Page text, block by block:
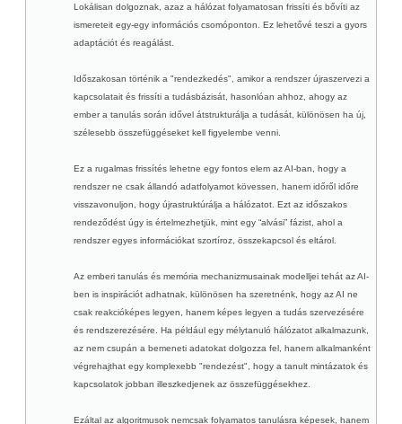
Lokálisan dolgoznak, azaz a hálózat folyamatosan frissíti és bővíti az
ismereteit egy-egy információs csomóponton. Ez lehetővé teszi a gyors
adaptációt és reagálást.
Időszakosan történik a "rendezkedés", amikor a rendszer újraszervezi a
kapcsolatait és frissíti a tudásbázisát, hasonlóan ahhoz, ahogy az
ember a tanulás során idővel átstrukturálja a tudását, különösen ha új,
szélesebb összefüggéseket kell figyelembe venni.
Ez a rugalmas frissítés lehetne egy fontos elem az AI-ban, hogy a
rendszer ne csak állandó adatfolyamot kövessen, hanem időről időre
visszavonuljon, hogy újrastruktúrálja a hálózatot. Ezt az időszakos
rendeződést úgy is értelmezhetjük, mint egy “alvási” fázist, ahol a
rendszer egyes információkat szortíroz, összekapcsol és eltárol.
Az emberi tanulás és memória mechanizmusainak modelljei tehát az AI-
ben is inspirációt adhatnak, különösen ha szeretnénk, hogy az AI ne
csak reakcióképes legyen, hanem képes legyen a tudás szervezésére
és rendszerezésére. Ha például egy mélytanuló hálózatot alkalmazunk,
az nem csupán a bemeneti adatokat dolgozza fel, hanem alkalmanként
végrehajthat egy komplexebb "rendezést", hogy a tanult mintázatok és
kapcsolatok jobban illeszkedjenek az összefüggésekhez.
Ezáltal az algoritmusok nemcsak folyamatos tanulásra képesek, hanem